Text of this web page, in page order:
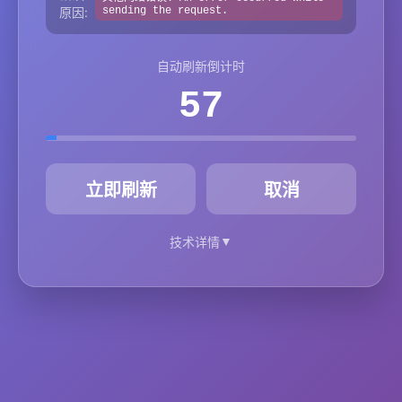
原因:
sending the request.
自动刷新倒计时
57
立即刷新 取消
技术详情▼